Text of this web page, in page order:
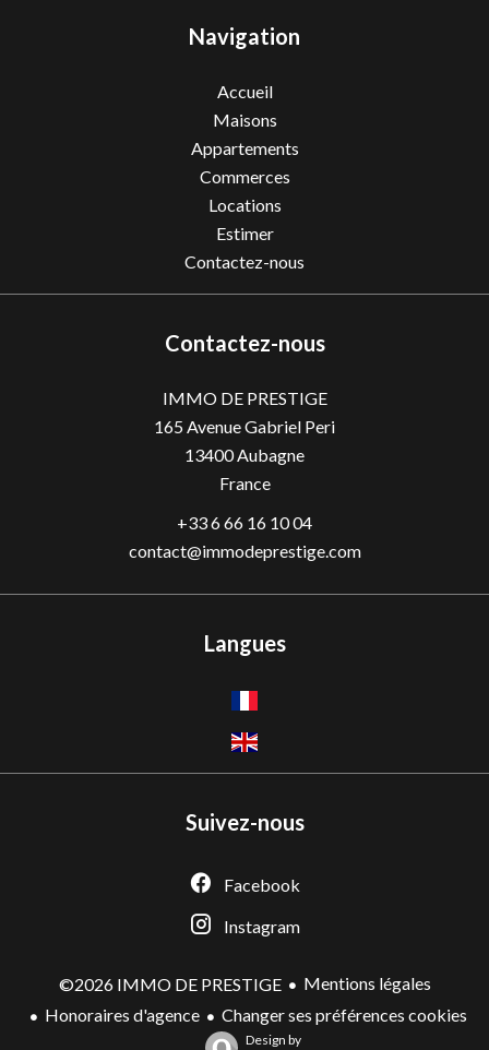
Navigation
Accueil
Maisons
Appartements
Commerces
Locations
Estimer
Contactez-nous
Contactez-nous
IMMO DE PRESTIGE
165 Avenue Gabriel Peri
13400Aubagne
France
+33 6 66 16 10 04
contact@immodeprestige.com
Langues
Suivez-nous
Facebook
Instagram
©2026 IMMO DE PRESTIGE
Mentions légales
Honoraires d'agence
Changer ses préférences cookies
Design by